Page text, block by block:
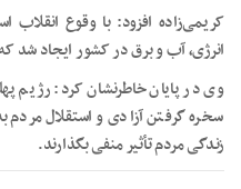
کریمی‌زاده افزود: با وقوع انقلاب
انرژی، آب و برق در کشور ایجاد شد
وی در پایان خاطرنشان کرد: رژیم
سخره گرفتن آزادی و استقلال مردم
زندگی مردم تأثیر منفی بگذارند.